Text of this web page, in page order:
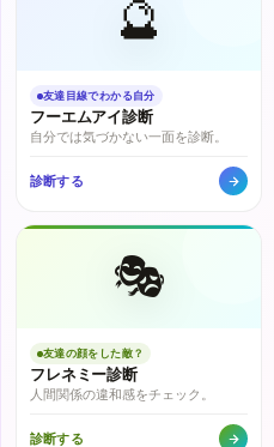
🔮
友達目線でわかる自分
フーエムアイ診断
自分では気づかない一面を診断。
診断する
🎭
友達の顔をした敵？
フレネミー診断
人間関係の違和感をチェック。
診断する